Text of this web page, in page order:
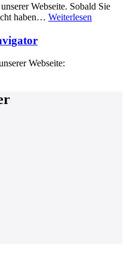
Webseite. Sobald Sie
haben… Weiterlesen
Webseite: